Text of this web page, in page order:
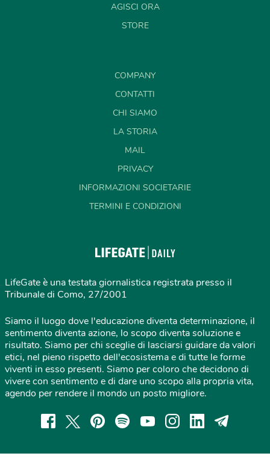
AGISCI ORA
STORE
COMPANY
CONTATTI
CHI SIAMO
LA STORIA
MAIL
PRIVACY
INFORMAZIONI SOCIETARIE
TERMINI E CONDIZIONI
LifeGate è una testata giornalistica registrata presso il
Tribunale di Como, 27/2001
Siamo il luogo dove l'educazione diventa determinazione, il
sentimento diventa azione, lo scopo diventa soluzione e
risultato. Siamo per chi sceglie di lasciarsi guidare da valori
etici, nel pieno rispetto dell'ecosistema e di tutte le forme
viventi in esso presenti. Siamo per coloro che decidono di
vivere con sentimento e di dare uno scopo alla propria vita,
agendo per rendere il mondo un posto migliore.